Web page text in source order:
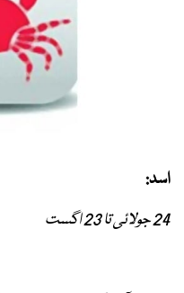
اسد:
24 جولائی تا 23 اگست